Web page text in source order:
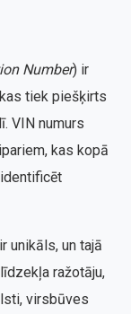
Number) ir
tiek piešķirts
VIN numurs
kas kopā
unikāls, un tajā
ražotāju,
virsbūves